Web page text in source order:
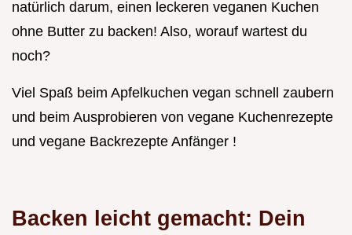
natürlich darum, einen leckeren veganen Kuchen
ohne Butter zu backen! Also, worauf wartest du
noch?
Viel Spaß beim Apfelkuchen vegan schnell zaubern
und beim Ausprobieren von vegane Kuchenrezepte
und vegane Backrezepte Anfänger !
Backen leicht gemacht: Dein